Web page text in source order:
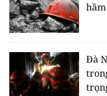
54 DÂN TỘC VIỆT
CHƯƠNG TRÌNH
MỘT SẢN PHẨM
RADIO
Đà